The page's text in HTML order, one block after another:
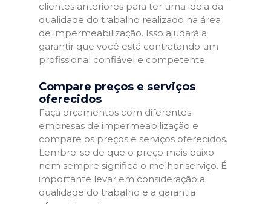
clientes anteriores para ter uma ideia da
qualidade do trabalho realizado na área
de impermeabilização. Isso ajudará a
garantir que você está contratando um
profissional confiável e competente.
Compare preços e serviços
oferecidos
Faça orçamentos com diferentes
empresas de impermeabilização e
compare os preços e serviços oferecidos.
Lembre-se de que o preço mais baixo
nem sempre significa o melhor serviço. É
importante levar em consideração a
qualidade do trabalho e a garantia